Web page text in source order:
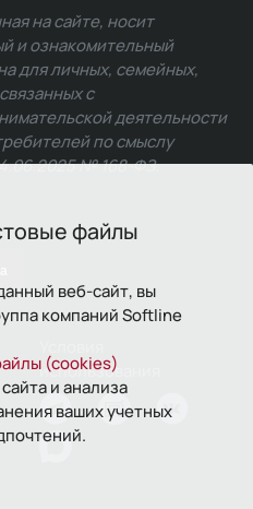
файлы
веб-сайт, вы
компаний Softline
(cookies)
и анализа
ваших учетных
на сайте, носит
и ознакомительный
для личных, семейных,
с
деятельности
по смыслу
№ 168-ФЗ.
использования